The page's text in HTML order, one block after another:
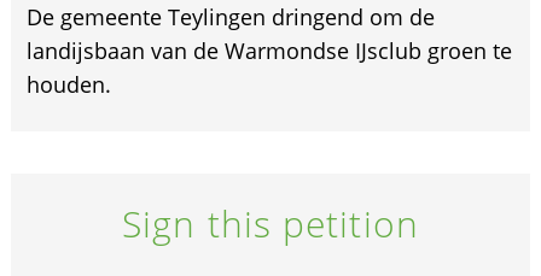
De gemeente Teylingen dringend om de
landijsbaan van de Warmondse IJsclub groen te
houden.
Sign this petition